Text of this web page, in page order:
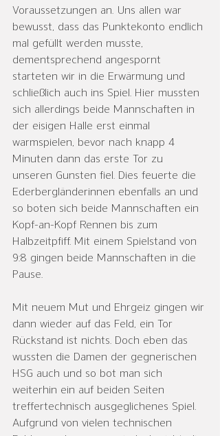
Voraussetzungen an. Uns allen war
bewusst, dass das Punktekonto endlich
mal gefüllt werden musste,
dementsprechend angespornt
starteten wir in die Erwärmung und
schließlich auch ins Spiel. Hier mussten
sich allerdings beide Mannschaften in
der eisigen Halle erst einmal
warmspielen, bevor nach knapp 4
Minuten dann das erste Tor zu
unseren Gunsten fiel. Dies feuerte die
Ederbergländerinnen ebenfalls an und
so boten sich beide Mannschaften ein
Kopf-an-Kopf Rennen bis zum
Halbzeitpfiff. Mit einem Spielstand von
9:8 gingen beide Mannschaften in die
Pause.
Mit neuem Mut und Ehrgeiz gingen wir
dann wieder auf das Feld, ein Tor
Rückstand ist nichts. Doch eben das
wussten die Damen der gegnerischen
HSG auch und so bot man sich
weiterhin ein auf beiden Seiten
treffertechnisch ausgeglichenes Spiel.
Aufgrund von vielen technischen